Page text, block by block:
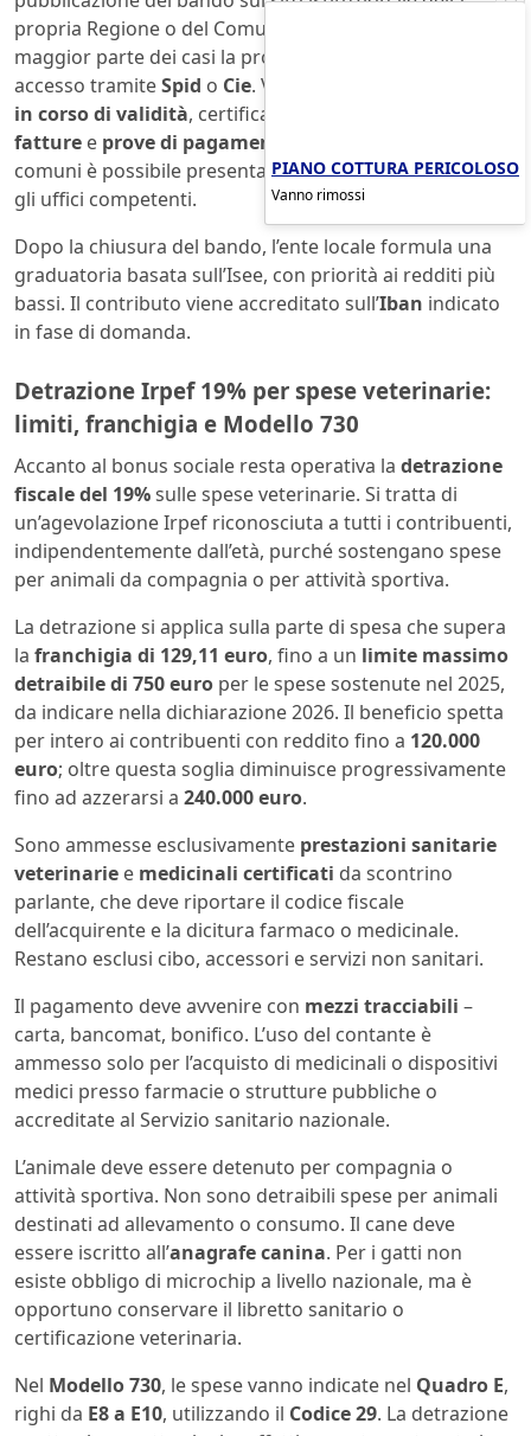
propria Regione o del Comune di residenza. Nella
maggior parte dei casi la procedura è online, con
accesso tramiteSpid o Cie. Vengono richiesti
in corso di validità, certificato di iscrizione dell’animale,
fatture e prove di pagamento tracciabile
comuni è possibile presentare istanza cartacea presso
gli uffici competenti.
Dopo la chiusura del bando, l’ente locale formula una
graduatoria basata sull’Isee, con priorità ai redditi più
bassi. Il contributo viene accreditato sull’Iban indicato
in fase di domanda.
Detrazione Irpef 19% per spese veterinarie:
limiti, franchigia e Modello 730
Accanto al bonus sociale resta operativa la detrazione
fiscale del 19%sulle spese veterinarie. Si tratta di
un’agevolazione Irpef riconosciuta a tutti i contribuenti,
indipendentemente dall’età, purché sostengano spese
per animali da compagnia o per attività sportiva.
La detrazione si applica sulla parte di spesa che supera
la franchigia di 129,11 euro, fino a un limite massimo
detraibile di 750 euro per le spese sostenute nel 2025,
da indicare nella dichiarazione 2026. Il beneficio spetta
per intero ai contribuenti con reddito fino a 120.000
euro; oltre questa soglia diminuisce progressivamente
fino ad azzerarsi a 240.000 euro.
Sono ammesse esclusivamente prestazioni sanitarie
veterinarie e medicinali certificati da scontrino
parlante, che deve riportare il codice fiscale
dell’acquirente e la dicitura farmaco o medicinale.
Restano esclusi cibo, accessori e servizi non sanitari.
Il pagamento deve avvenire con mezzi tracciabili –
carta, bancomat, bonifico. L’uso del contante è
ammesso solo per l’acquisto di medicinali o dispositivi
medici presso farmacie o strutture pubbliche o
accreditate al Servizio sanitario nazionale.
L’animale deve essere detenuto per compagnia o
attività sportiva. Non sono detraibili spese per animali
destinati ad allevamento o consumo. Il cane deve
essere iscritto all’anagrafe canina. Per i gatti non
esiste obbligo di microchip a livello nazionale, ma è
opportuno conservare il libretto sanitario o
certificazione veterinaria.
Nel Modello 730, le spese vanno indicate nel Quadro E,
righi da E8 a E10, utilizzando il Codice 29. La detrazione
PIANO COTTURA PERICOLOSO
Vanno rimossi